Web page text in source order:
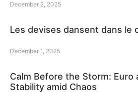
December 2, 2025
Les devises dansent dans le
December 1, 2025
Calm Before the Storm: Euro
Stability amid Chaos